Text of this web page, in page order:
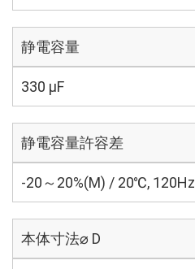
静電容量
330 µF
静電容量許容差
-20～20%(M) / 20℃, 120Hz
本体寸法⌀ D